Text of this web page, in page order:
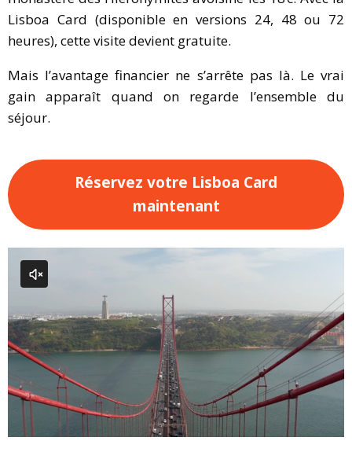
Lisboa Card (disponible en versions 24, 48 ou 72
heures), cette visite devient gratuite.
Mais l’avantage financier ne s’arrête pas là. Le vrai
gain apparaît quand on regarde l’ensemble du
séjour.
Réservez votre Lisboa Card
maintenant